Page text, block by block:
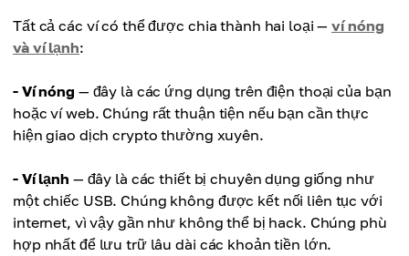
Tất cả các ví có thể được chia thành hai loại —ví nóng
và ví lạnh:
- Ví nóng — đây là các ứng dụng trên điện thoại của bạn
hoặc ví web. Chúng rất thuận tiện nếu bạn cần thực
hiện giao dịch crypto thường xuyên.
- Ví lạnh — đây là các thiết bị chuyên dụng giống như
một chiếc USB. Chúng không được kết nối liên tục với
internet, vì vậy gần như không thể bị hack. Chúng phù
hợp nhất để lưu trữ lâu dài các khoản tiền lớn.